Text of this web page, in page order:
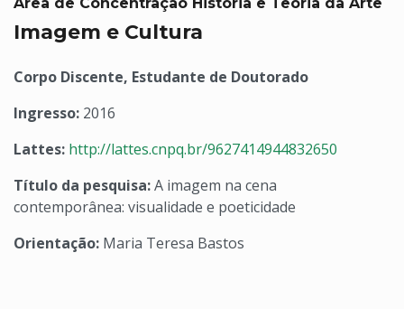
Imagem e Cultura
Corpo Discente, Estudante de Doutorado
Ingresso: 2016
Lattes: http://lattes.cnpq.br/9627414944832650
Título da pesquisa:A imagem na cena
contemporânea: visualidade e poeticidade
Orientação: Maria Teresa Bastos